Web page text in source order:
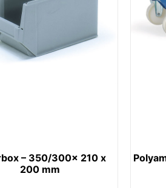
– 350/300x 210 x
200 mm